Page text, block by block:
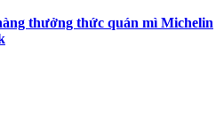
thưởng thức quán mì Michelin